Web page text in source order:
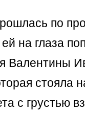
по
на глаза
Валентины
стояла
с грустью